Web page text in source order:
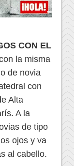
CON EL
la misma
de novia
con
Alta
A la
de tipo
ojos y va
al cabello.